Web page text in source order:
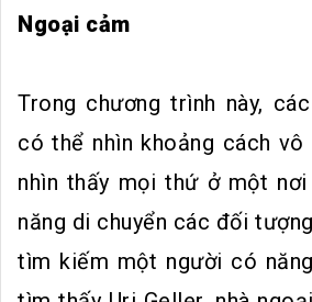
Ngoại cảm
Trong chương trình này,
có thể nhìn khoảng cách
nhìn thấy mọi thứ ở một
năng di chuyển các đối
tìm kiếm một người có